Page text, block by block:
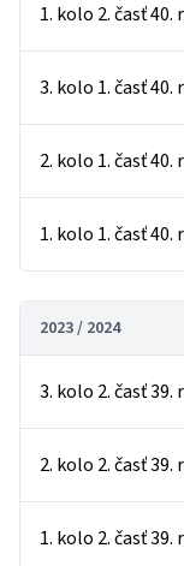
1. kolo 2. časť 40.
3. kolo 1. časť 40.
2. kolo 1. časť 40.
1. kolo 1. časť 40.
2023 / 2024
3. kolo 2. časť 39.
2. kolo 2. časť 39.
1. kolo 2. časť 39.